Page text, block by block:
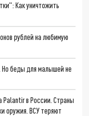
Как уничтожить
рублей на любимую
Но беды для малышей не
Palantir в России. Страны
оружия. ВСУ теряют